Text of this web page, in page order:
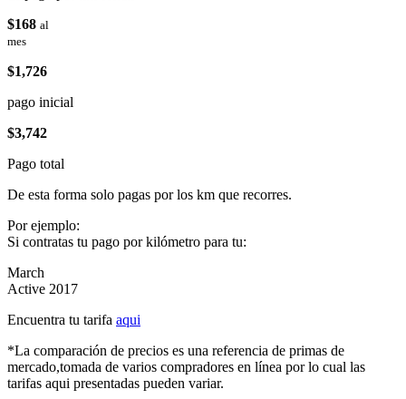
$168 al
mes
$1,726
pago inicial
$3,742
Pago total
De esta forma solo pagas por los km que recorres.
Por ejemplo:
Si contratas tu pago por kilómetro para tu:
March
Active 2017
Encuentra tu tarifa aqui
*La comparación de precios es una referencia de primas de
mercado,tomada de varios compradores en línea por lo cual las
tarifas aqui presentadas pueden variar.